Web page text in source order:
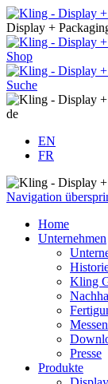
Display +
Shop
Suche
de
EN
FR
Navigation
Home
Unternehmen
Kling
Messen
Presse
Produkte